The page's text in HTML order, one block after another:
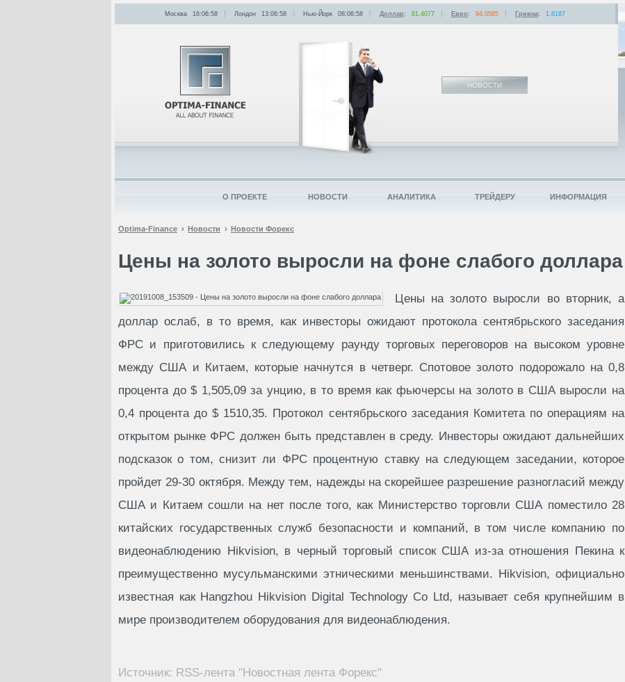
Optima-Finance Новости Новости Форекс
Цены на золото выросли на фоне слабого доллара
Цены на золото выросли во вторник, а
доллар ослаб, в то время, как инвесторы ожидают протокола сентябрьского заседания
ФРС и приготовились к следующему раунду торговых переговоров на высоком уровне
между США и Китаем, которые начнутся в четверг. Спотовое золото подорожало на 0,8
процента до $ 1,505,09 за унцию, в то время как фьючерсы на золото в США выросли на
0,4 процента до $ 1510,35. Протокол сентябрьского заседания Комитета по операциям на
открытом рынке ФРС должен быть представлен в среду. Инвесторы ожидают дальнейших
подсказок о том, снизит ли ФРС процентную ставку на следующем заседании, которое
пройдет 29-30 октября. Между тем, надежды на скорейшее разрешение разногласий между
США и Китаем сошли на нет после того, как Министерство торговли США поместило 28
китайских государственных служб безопасности и компаний, в том числе компанию по
видеонаблюдению Hikvision, в черный торговый список США из-за отношения Пекина к
преимущественно мусульманскими этническими меньшинствами. Hikvision, официально
известная как Hangzhou Hikvision Digital Technology Co Ltd, называет себя крупнейшим в
мире производителем оборудования для видеонаблюдения.
Источник: RSS-лента "Новостная лента Форекс"
НОВОСТИ
Москва 16:06:58 Лондон 13:06:58 Нью-Йорк 08:06:58 Доллар: 81.4077 Евро: 94.0585 Гривна: 1.8187
О ПРОЕКТЕ НОВОСТИ АНАЛИТИКА ТРЕЙДЕРУ ИНФОРМАЦИЯ